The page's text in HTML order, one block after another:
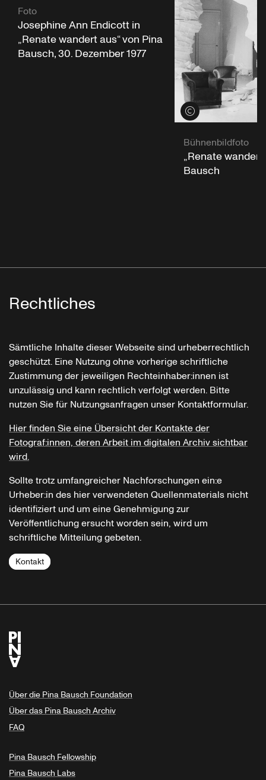
Foto
Josephine Ann Endicott in
„Renate wandert aus“ von Pina
Bausch, 30. Dezember 1977
Credits öffnen
Bühnenbildfoto
„Renate wandert
Bausch
Rechtliches
Sämtliche Inhalte dieser Webseite sind urheberrechtlich
geschützt. Eine Nutzung ohne vorherige schriftliche
Zustimmung der jeweiligen Rechteinhaber:innen ist
unzulässig und kann rechtlich verfolgt werden. Bitte
nutzen Sie für Nutzungsanfragen unser Kontaktformular.
Hier finden Sie eine Übersicht der Kontakte der
Fotograf:innen, deren Arbeit im digitalen Archiv sichtbar
wird.
Sollte trotz umfangreicher Nachforschungen ein:e
Urheber:in des hier verwendeten Quellenmaterials nicht
identifiziert und um eine Genehmigung zur
Veröffentlichung ersucht worden sein, wird um
schriftliche Mitteilung gebeten.
Kontakt
Über die Pina Bausch Foundation
Über das Pina Bausch Archiv
FAQ
Pina Bausch Fellowship
Pina Bausch Labs